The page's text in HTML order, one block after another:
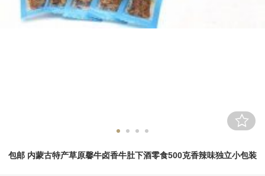
包邮 内蒙古特产草原馨牛卤香牛肚下酒零食500克香辣味独立小包装